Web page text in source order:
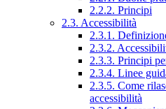
2.2.2. Principi
2.3. Accessibilità
2.3.1.
2.3.2.
2.3.3. Principi
2.3.4. Linee
2.3.5. Come
accessibilità